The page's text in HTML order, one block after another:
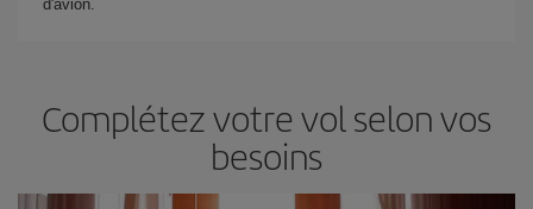
d'avion.
Complétez votre vol selon vos
besoins